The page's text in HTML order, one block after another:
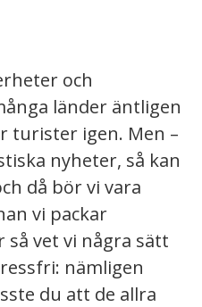
och
länder äntligen
turister igen. Men –
nyheter, så kan
då bör vi vara
vi packar
så vet vi några sätt
nämligen
du att de allra